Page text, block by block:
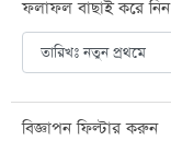
ফলাফল বাছাই করে নিন
বিজ্ঞাপন ফিল্টার করুন